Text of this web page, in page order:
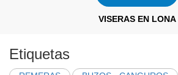
VISERAS EN LONA
Etiquetas